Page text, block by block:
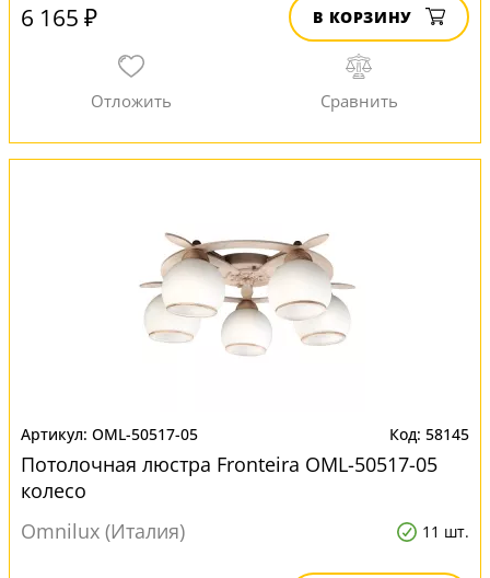
6 165 ₽ В КОРЗИНУ
OML-50517-05 58145
Потолочная люстра Fronteira OML-50517-05
колесо
Omnilux (Италия)
11 шт.